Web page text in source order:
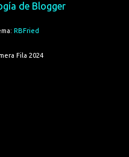
de Blogger
RBFried
Fila 2024